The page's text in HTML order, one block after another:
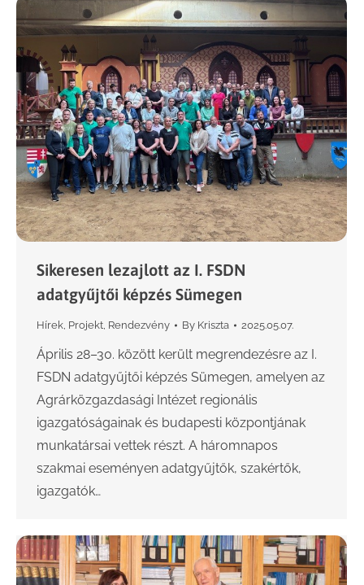
Sikeresen lezajlott az I. FSDN
adatgyűjtői képzés Sümegen
Hírek, Projekt, Rendezvény By Kriszta 2025.05.07.
Április 28–30. között került megrendezésre az I.
FSDN adatgyűjtői képzés Sümegen, amelyen az
Agrárközgazdasági Intézet regionális
igazgatóságainak és budapesti központjának
munkatársai vettek részt. A háromnapos
szakmai eseményen adatgyűjtők, szakértők,
igazgatók…